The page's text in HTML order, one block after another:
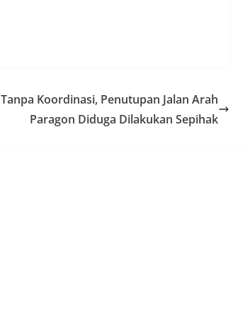
Tanpa Koordinasi, Penutupan Jalan Arah
Paragon Diduga Dilakukan Sepihak